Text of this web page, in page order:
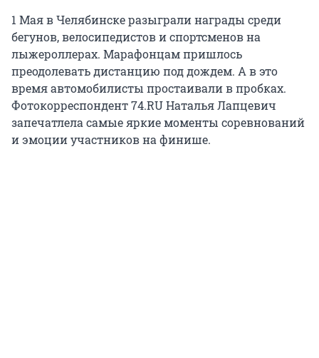
1 Мая в Челябинске разыграли награды среди
бегунов, велосипедистов и спортсменов на
лыжероллерах. Марафонцам пришлось
преодолевать дистанцию под дождем. А в это
время автомобилисты простаивали в пробках.
Фотокорреспондент 74.RU Наталья Лапцевич
запечатлела самые яркие моменты соревнований
и эмоции участников на финише.